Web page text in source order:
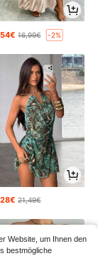
,54€ 16,99€ -2%
,28€ 21,49€
Website, um Ihnen den
bestmögliche